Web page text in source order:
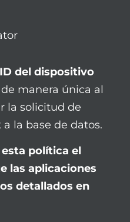
ID del dispositivo
manera única al
la solicitud de
la base de datos.
política el
las aplicaciones
detallados en